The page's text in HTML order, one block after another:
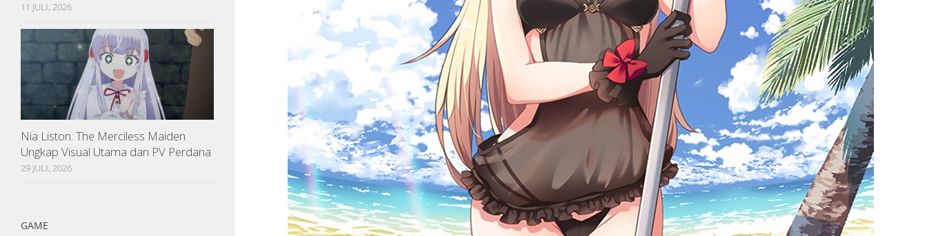
11 JULI, 2026
Nia Liston: The Merciless Maiden
Ungkap Visual Utama dan PV Perdana
29 JULI, 2026
GAME